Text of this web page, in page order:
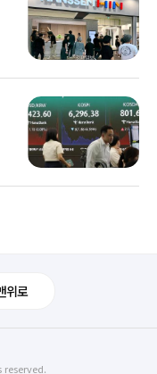
위로
reserved.